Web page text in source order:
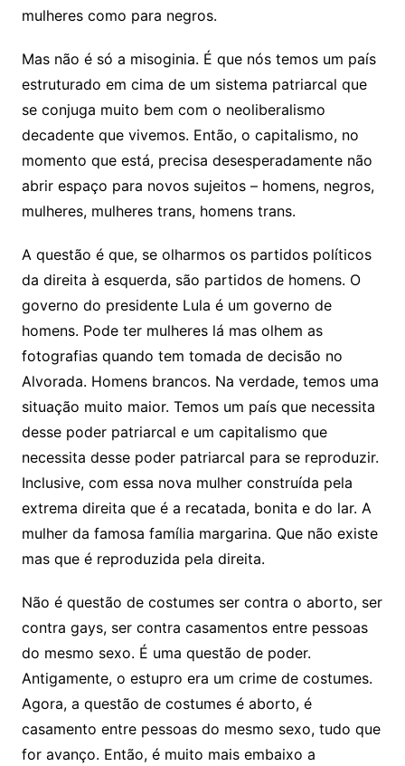
mulheres como para negros.
Mas não é só a misoginia. É que nós temos um país
estruturado em cima de um sistema patriarcal que
se conjuga muito bem com o neoliberalismo
decadente que vivemos. Então, o capitalismo, no
momento que está, precisa desesperadamente não
abrir espaço para novos sujeitos – homens, negros,
mulheres, mulheres trans, homens trans.
A questão é que, se olharmos os partidos políticos
da direita à esquerda, são partidos de homens. O
governo do presidente Lula é um governo de
homens. Pode ter mulheres lá mas olhem as
fotografias quando tem tomada de decisão no
Alvorada. Homens brancos. Na verdade, temos uma
situação muito maior. Temos um país que necessita
desse poder patriarcal e um capitalismo que
necessita desse poder patriarcal para se reproduzir.
Inclusive, com essa nova mulher construída pela
extrema direita que é a recatada, bonita e do lar. A
mulher da famosa família margarina. Que não existe
mas que é reproduzida pela direita.
Não é questão de costumes ser contra o aborto, ser
contra gays, ser contra casamentos entre pessoas
do mesmo sexo. É uma questão de poder.
Antigamente, o estupro era um crime de costumes.
Agora, a questão de costumes é aborto, é
casamento entre pessoas do mesmo sexo, tudo que
for avanço. Então, é muito mais embaixo a